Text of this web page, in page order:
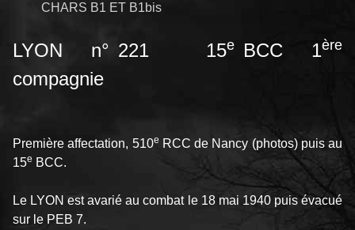
CHARS B1 ET B1bis
LYON n° 221 15eBCC 1ère
compagnie
Première affectation, 510e RCC de Nancy (photos) puis au
15e BCC.
Le LYON est avarié au combat le 18 mai 1940 puis évacué
sur le PEB 7.